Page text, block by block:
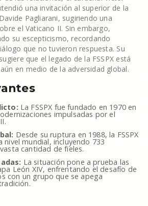
una invitación al superior de la
Pagliarani, sugiriendo una
el Vaticano II. Sin embargo,
su escepticismo, recordando
que no tuvieron respuesta. Su
que el legado de la FSSPX está
en medio de la adversidad global.
La FSSPX fue fundado en 1970 en
impulsadas por el
Desde su ruptura en 1988, la FSSPX
nivel mundial, incluyendo 733
cantidad de fieles.
La situación pone a prueba las
León XIV, enfrentando el desafío de
con un grupo que se apega